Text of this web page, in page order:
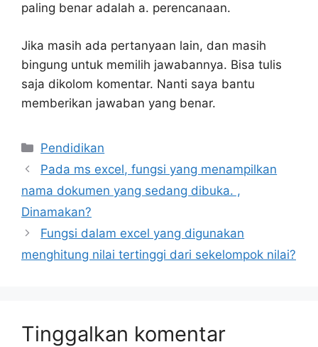
paling benar adalah a. perencanaan.
Jika masih ada pertanyaan lain, dan masih
bingung untuk memilih jawabannya. Bisa tulis
saja dikolom komentar. Nanti saya bantu
memberikan jawaban yang benar.
Kategori
Pendidikan
Pada ms excel, fungsi yang menampilkan
nama dokumen yang sedang dibuka. ,
Dinamakan?
Fungsi dalam excel yang digunakan
menghitung nilai tertinggi dari sekelompok nilai?
Tinggalkan komentar